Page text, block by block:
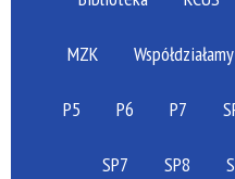
MZK Współdziałamy
P5 P6 P7
SP7 SP8